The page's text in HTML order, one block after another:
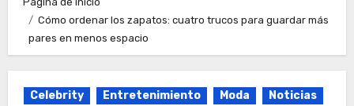
Cómo ordenar los zapatos: cuatro trucos para guardar más
pares en menos espacio
Celebrity Entretenimiento Moda Noticias